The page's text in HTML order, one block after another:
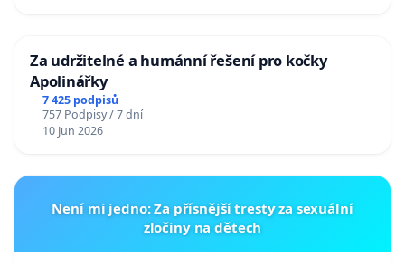
Za udržitelné a humánní řešení pro kočky
Apolinářky
7 425 podpisů
757 Podpisy / 7 dní
10 Jun 2026
Není mi jedno: Za přísnější tresty za sexuální
zločiny na dětech